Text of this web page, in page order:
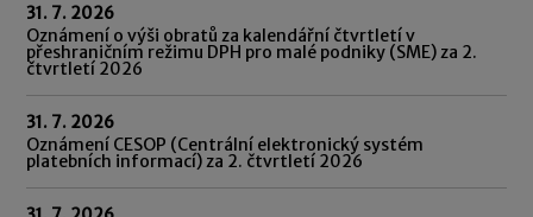
31. 7. 2026
Oznámení o výši obratů za kalendářní čtvrtletí v
přeshraničním režimu DPH pro malé podniky (SME) za 2.
čtvrtletí 2026
31. 7. 2026
Oznámení CESOP (Centrální elektronický systém
platebních informací) za 2. čtvrtletí 2026